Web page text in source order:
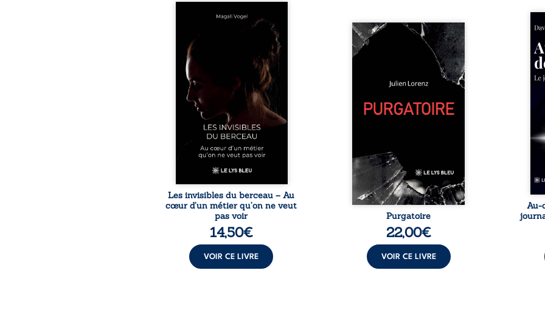
Qui prend soin de celles et
ceux auxquels nous confions
nos enfants ? Derrière la
douceur apparente des
maisons d’accueil se joue une
réalité que nul ne soupçonne :
rémunérations dérisoires,
solitude, épuisement,
responsabilités écrasantes… À
travers des témoignages
saisissants et sa propre
expérience, Magali Vogel lève
le voile sur les coulisses d’une ...
Les invisibles du berceau – Au
cœur d’un métier qu’on ne veut
pas voir
14,50€
VOIR CE LIVRE
Vingt années d’écriture, de
blessures, d’émotions et de
pensées se rencontrent dans
ce recueil profondément
intime. Entre nouvelles
autobiographiques, poèmes
philosophiques, chaque texte
ouvre une porte sur
être choisie au hasard, comme
une rencontre inattendue sur
le chemin de la vie. ...
Purgatoire
22,00€
VOIR CE LIVRE
Né
la
ses
prix
les
Au-